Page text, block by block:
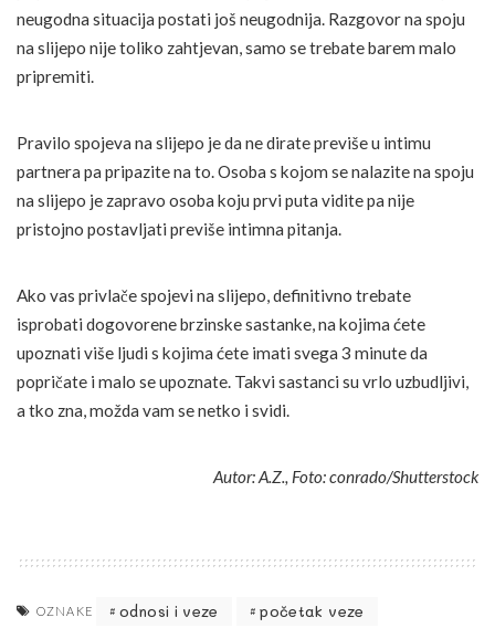
neugodna situacija postati još neugodnija. Razgovor na spoju
na slijepo nije toliko zahtjevan, samo se trebate barem malo
pripremiti.
Pravilo spojeva na slijepo je da ne dirate previše u intimu
partnera pa pripazite na to. Osoba s kojom se nalazite na spoju
na slijepo je zapravo osoba koju prvi puta vidite pa nije
pristojno postavljati previše intimna pitanja.
Ako vas privlače spojevi na slijepo, definitivno trebate
isprobati dogovorene brzinske sastanke, na kojima ćete
upoznati više ljudi s kojima ćete imati svega 3 minute da
popričate i malo se upoznate. Takvi sastanci su vrlo uzbudljivi,
a tko zna, možda vam se netko i svidi.
Autor: A.Z., Foto: conrado/Shutterstock
OZNAKE odnosi i veze početak veze